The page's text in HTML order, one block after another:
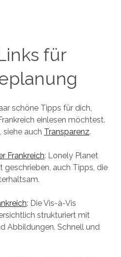
für
schöne Tipps für dich,
einlesen möchtest.
siehe auch Transparenz.
Frankreich: Lonely Planet
geschrieben, auch Tipps, die
: Die Vis-à-Vis
strukturiert mit
Abbildungen. Schnell und